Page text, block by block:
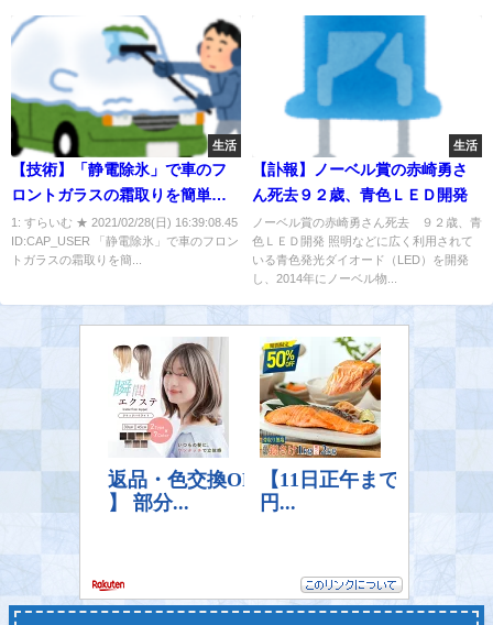
生活
【技術】「静電除氷」で車のフ
ロントガラスの霜取りを簡単に
する研究 霜の下部は正、上部
は負に帯電する
1: すらいむ ★ 2021/02/28(日) 16:39:08.45
ID:CAP_USER 「静電除氷」で車のフロン
トガラスの霜取りを簡...
生活
【訃報】ノーベル賞の赤崎勇さ
ん死去９２歳、青色ＬＥＤ開発
ノーベル賞の赤崎勇さん死去 ９２歳、青
色ＬＥＤ開発 照明などに広く利用されて
いる青色発光ダイオード（LED）を開発
し、2014年にノーベル物...